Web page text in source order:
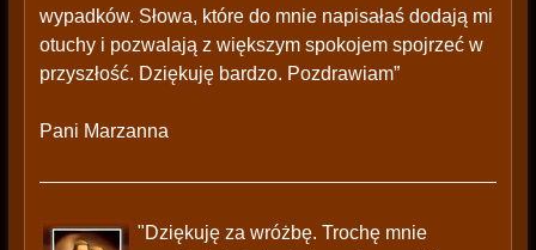
wypadków. Słowa, które do mnie napisałaś dodają mi
otuchy i pozwalają z większym spokojem spojrzeć w
przyszłość. Dziękuję bardzo. Pozdrawiam”
Pani Marzanna
"Dziękuję za wróżbę. Trochę mnie